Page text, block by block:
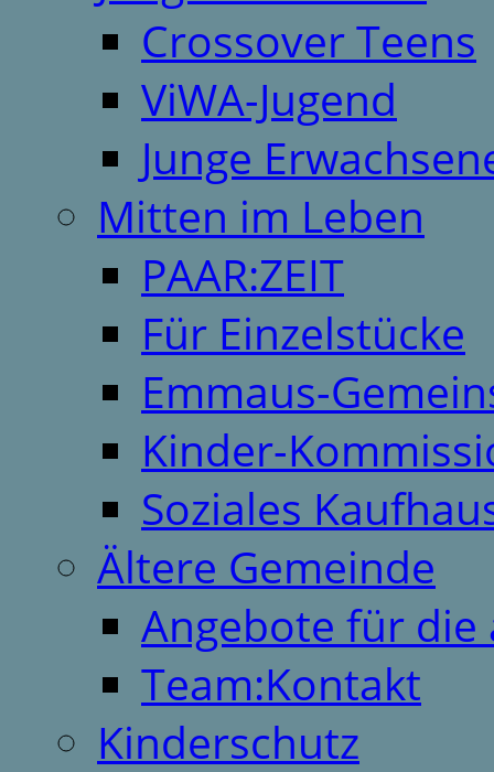
Crossover Teens
ViWA-Jugend
Junge
Mitten im Leben
PAAR:ZEIT
Für Einzelstücke
Emmaus-
Kinder-
Soziales
Ältere Gemeinde
Angebote für
Team:Kontakt
Kinderschutz